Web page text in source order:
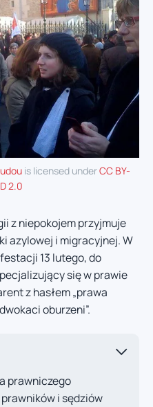
is licensed underCC BY-
2.0
z niepokojem przyjmuje
azylowej i migracyjnej. W
13 lutego, do
się w prawie
z hasłem „prawa
oburzeni”.
prawniczego
i sędziów